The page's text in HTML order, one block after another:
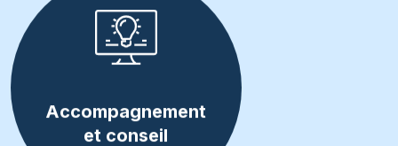
Accompagnement